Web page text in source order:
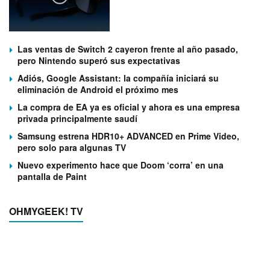
Las ventas de Switch 2 cayeron frente al año pasado,
pero Nintendo superó sus expectativas
Adiós, Google Assistant: la compañía iniciará su
eliminación de Android el próximo mes
La compra de EA ya es oficial y ahora es una empresa
privada principalmente saudí
Samsung estrena HDR10+ ADVANCED en Prime Video,
pero solo para algunas TV
Nuevo experimento hace que Doom ‘corra’ en una
pantalla de Paint
OHMYGEEK! TV